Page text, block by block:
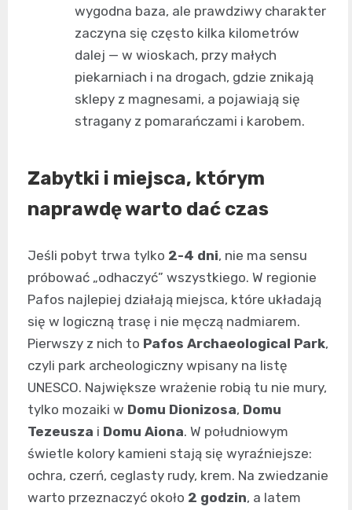
wygodna baza, ale prawdziwy charakter
zaczyna się często kilka kilometrów
dalej — w wioskach, przy małych
piekarniach i na drogach, gdzie znikają
sklepy z magnesami, a pojawiają się
stragany z pomarańczami i karobem.
Zabytki i miejsca, którym
naprawdę warto dać czas
Jeśli pobyt trwa tylko 2-4 dni, nie ma sensu
próbować „odhaczyć” wszystkiego. W regionie
Pafos najlepiej działają miejsca, które układają
się w logiczną trasę i nie męczą nadmiarem.
Pierwszy z nich to Pafos Archaeological Park,
czyli park archeologiczny wpisany na listę
UNESCO. Największe wrażenie robią tu nie mury,
tylko mozaiki w Domu Dionizosa, Domu
Tezeusza i Domu Aiona. W południowym
świetle kolory kamieni stają się wyraźniejsze:
ochra, czerń, ceglasty rudy, krem. Na zwiedzanie
warto przeznaczyć około 2 godzin, a latem